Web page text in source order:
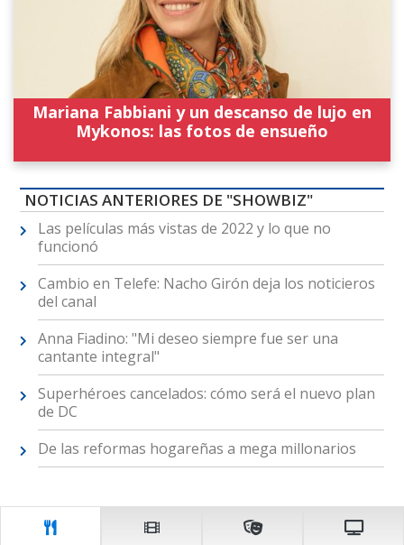
Mariana Fabbiani y un descanso de lujo en
Mykonos: las fotos de ensueño
NOTICIAS ANTERIORES DE "SHOWBIZ"
Las películas más vistas de 2022 y lo que no
funcionó
Cambio en Telefe: Nacho Girón deja los noticieros
del canal
Anna Fiadino: "Mi deseo siempre fue ser una
cantante integral"
Superhéroes cancelados: cómo será el nuevo plan
de DC
De las reformas hogareñas a mega millonarios